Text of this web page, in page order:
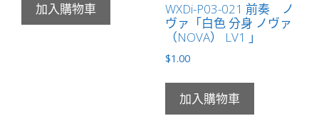
加入購物車
WXDi-P03-021 前奏 ノ
ヴァ「白色 分身 ノヴァ
（NOVA） LV1 」
$1.00
加入購物車